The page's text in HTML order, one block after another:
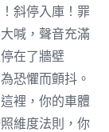
斜停入庫！罪
喊，聲音充滿
在了牆壁
恐懼而顫抖。
裡，你的車體
維度法則，你